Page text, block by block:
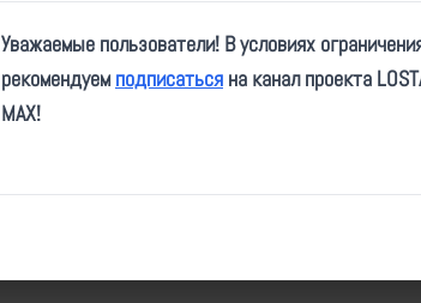
Уважаемые пользователи! В условиях
рекомендуем подписаться на канал проекта
MAX!